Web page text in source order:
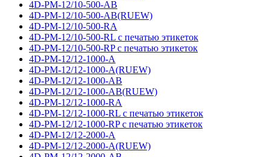
4D-PM-12/10-500-AB
4D-PM-12/10-500-AB(RUEW)
4D-PM-12/10-500-RA
4D-PM-12/10-500-RL с печатью этикеток
4D-PM-12/10-500-RP с печатью этикеток
4D-PM-12/12-1000-A
4D-PM-12/12-1000-A(RUEW)
4D-PM-12/12-1000-AB
4D-PM-12/12-1000-AB(RUEW)
4D-PM-12/12-1000-RA
4D-PM-12/12-1000-RL с печатью этикеток
4D-PM-12/12-1000-RP с печатью этикеток
4D-PM-12/12-2000-A
4D-PM-12/12-2000-A(RUEW)